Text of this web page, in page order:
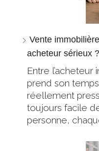
Vente
acheteur sérieux ?
Entre l’acheteur
prend son
réellement
toujours facile
personne,